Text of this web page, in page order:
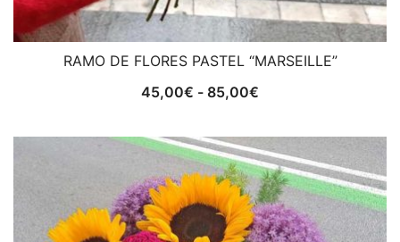
RAMO DE FLORES PASTEL “MARSEILLE”
45,00€ - 85,00€
precios:
desde
45,00€
hasta
85,00€